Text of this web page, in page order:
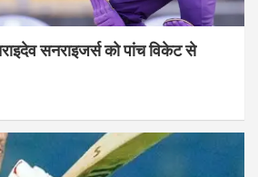
सनराइजर्स को पांच विकेट से